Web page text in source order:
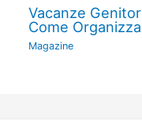
Vacanze
Come
Magazine